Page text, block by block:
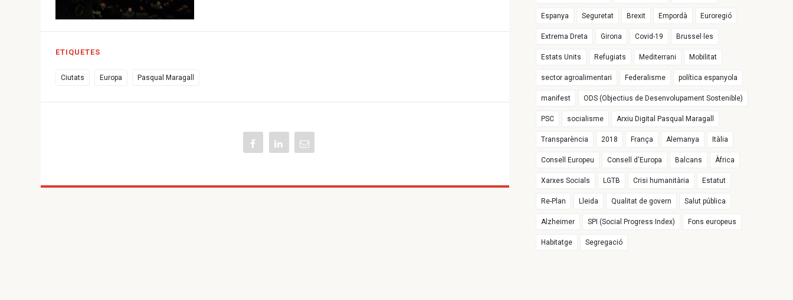
ETIQUETES
Ciutats Europa Pasqual Maragall
Espanya Seguretat Brexit Empordà Euroregió
Extrema Dreta Girona Covid-19 Brussel·les
Estats Units Refugiats Mediterrani Mobilitat
sector agroalimentari Federalisme política espanyola
manifest ODS (Objectius de Desenvolupament Sostenible)
PSC socialisme Arxiu Digital Pasqual Maragall
Transparència 2018 França Alemanya Itàlia
Consell Europeu Consell d'Europa Balcans Àfrica
Xarxes Socials LGTB Crisi humanitària Estatut
Re-Plan Lleida Qualitat de govern Salut pública
Alzheimer SPI (Social Progress Index) Fons europeus
Habitatge Segregació